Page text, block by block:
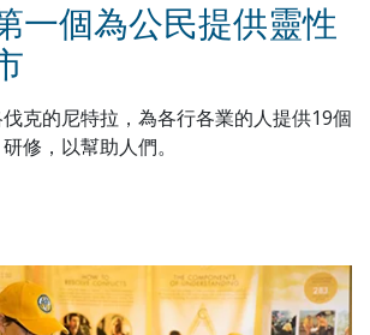
一個為公民提供靈性
克的尼特拉，為各行各業的人提供19個
修，以幫助人們。